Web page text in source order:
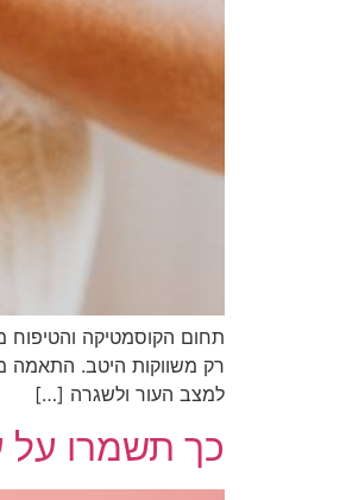
תחום הקוסמטיקה והטיפוח
רק משווקות היטב. התאמה
למצב העור ולשגרה […]
כך תשמרו על